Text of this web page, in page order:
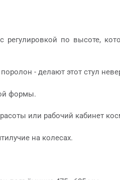
регулировкой по высоте,
- делают этот стул
формы.
или рабочий кабинет
на колесах.